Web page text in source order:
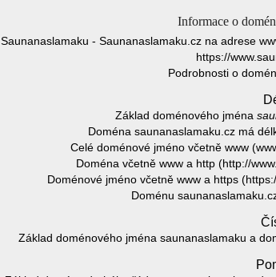
Informace o
Saunanaslamaku - Saunanaslamaku.cz na adrese
https://
Podrobnosti o
Základ doménového jména
Doména saunanaslamaku.cz má
Celé doménové jméno včetně www
Doména včetně www a http (http://
Doménové jméno včetně www a https
Doménu
Základ doménového jména saunanaslamaku a